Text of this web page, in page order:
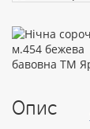
Опис